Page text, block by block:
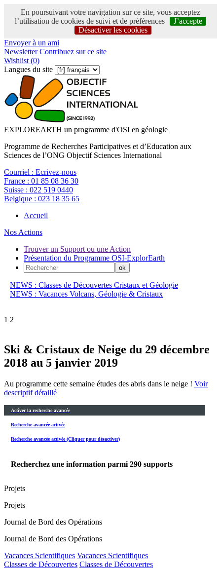
En poursuivant votre navigation sur ce site, vous acceptez
l’utilisation de cookies de suivi et de préférences
J’accepte
Désactiver les cookies
Envoyer à un ami
NewsletterContribuez sur ce site
Wishlist (0)
Langues du site
EXPLOREARTH un programme d'OSI en géologie
Programme de Recherches Participatives et d’Education aux
Sciences de l’ONG Objectif Sciences International
Courriel : Ecrivez-nous
France : 01 85 08 36 30
Suisse : 022 519 0440
Belgique : 023 18 35 65
Accueil
Nos Actions
Trouver un Support ou une Action
Présentation du Programme OSI-ExplorEarth
NEWS : Classes de Découvertes Cristaux et Géologie
NEWS : Vacances Volcans, Géologie & Cristaux
1 2
Ski & Cristaux de Neige du 29 décembre
2018 au 5 janvier 2019
Au programme cette semaine études des abris dans le neige ! Voir
descriptif détaillé
Activer la recherche avancée
Recherche avancée activée
Recherche avancée activée (Cliquer pour désactiver)
Recherchez une information parmi 290 supports
Projets
Projets
Journal de Bord des Opérations
Journal de Bord des Opérations
Vacances Scientifiques Vacances Scientifiques
Classes de Découvertes Classes de Découvertes